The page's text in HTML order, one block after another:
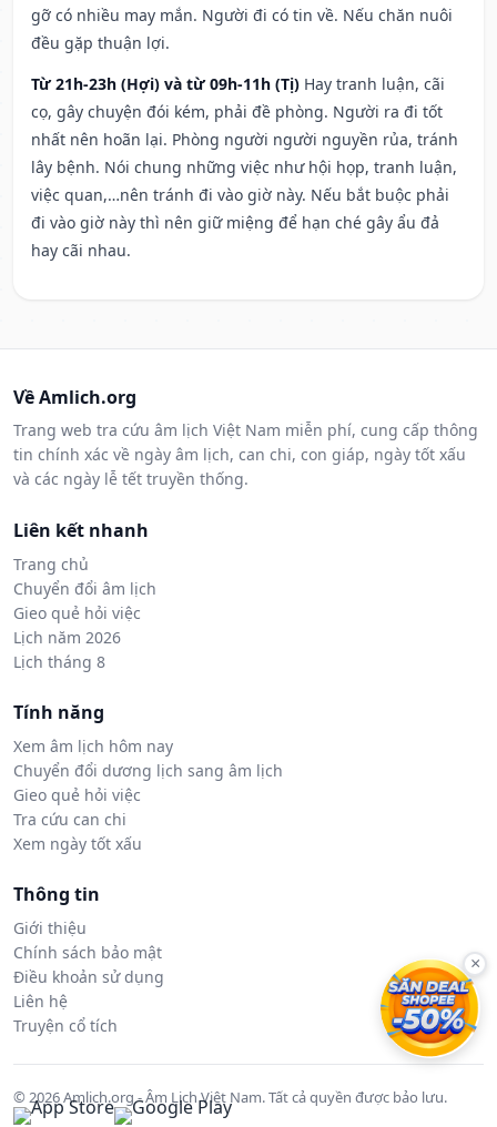
gỡ có nhiều may mắn. Người đi có tin về. Nếu chăn nuôi
đều gặp thuận lợi.
Từ 21h-23h (Hợi) và từ 09h-11h (Tị) Hay tranh luận, cãi
cọ, gây chuyện đói kém, phải đề phòng. Người ra đi tốt
nhất nên hoãn lại. Phòng người người nguyền rủa, tránh
lây bệnh. Nói chung những việc như hội họp, tranh luận,
việc quan,…nên tránh đi vào giờ này. Nếu bắt buộc phải
đi vào giờ này thì nên giữ miệng để hạn ché gây ẩu đả
hay cãi nhau.
Về Amlich.org
Trang web tra cứu âm lịch Việt Nam miễn phí, cung cấp thông
tin chính xác về ngày âm lịch, can chi, con giáp, ngày tốt xấu
và các ngày lễ tết truyền thống.
Liên kết nhanh
Trang chủ
Chuyển đổi âm lịch
Gieo quẻ hỏi việc
Lịch năm 2026
Lịch tháng 8
Tính năng
Xem âm lịch hôm nay
Chuyển đổi dương lịch sang âm lịch
Gieo quẻ hỏi việc
Tra cứu can chi
Xem ngày tốt xấu
Thông tin
Giới thiệu
Chính sách bảo mật
Điều khoản sử dụng
Liên hệ
Truyện cổ tích
© 2026 Amlich.org - Âm Lịch Việt Nam. Tất cả quyền được bảo lưu.
×